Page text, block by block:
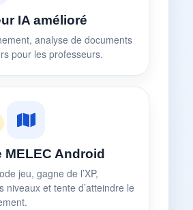
IA amélioré
analyse de documents
pour les professeurs.
MELEC Android
jeu, gagne de l’XP,
niveaux et tente d’atteindre le